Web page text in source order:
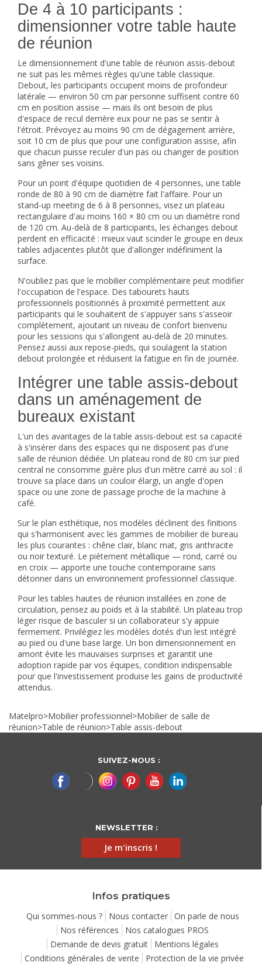
De 4 à 10 participants :
dimensionner votre table haute
de réunion
Le dimensionnement d'une table de réunion assis-debout
ne suit pas les mêmes règles qu'une table classique.
Debout, les participants occupent moins de profondeur
latérale — environ 50 cm par personne suffisent contre 60
cm en position assise — mais ils ont besoin de plus
d'espace de recul derrière eux pour ne pas se sentir à
l'étroit. Prévoyez au moins 90 cm de dégagement arrière,
soit 10 cm de plus que pour une configuration assise, afin
que chacun puisse reculer d'un pas ou changer de position
sans gêner ses voisins.
Pour un point d'équipe quotidien de 4 personnes, une table
ronde de 80 à 90 cm de diamètre fait l'affaire. Pour un
stand-up meeting de 6 à 8 personnes, visez un plateau
rectangulaire d'au moins 160 × 80 cm ou un diamètre rond
de 120 cm. Au-delà de 8 participants, les échanges debout
perdent en efficacité : mieux vaut scinder le groupe en deux
tables adjacentes plutôt que d'allonger indéfiniment la
surface.
N'oubliez pas que le mobilier complémentaire peut modifier
l'occupation de l'espace. Destabourets hauts
professionnels positionnés à proximité permettent aux
participants qui le souhaitent de s'appuyer sans s'asseoir
complètement, ajoutant un niveau de confort bienvenu
pour les sessions qui s'allongent au-delà de 20 minutes.
Pensez aussi aux repose-pieds, qui soulagent la station
debout prolongée et réduisent la fatigue en fin de journée.
Intégrer une table assis-debout
dans un aménagement de
bureaux existant
L'un des avantages de la table assis-debout est sa capacité
à s'insérer dans des espaces qui ne disposent pas d'une
salle de réunion dédiée. Un plateau rond de 80 cm sur pied
central ne consomme guère plus d'un mètre carré au sol : il
trouve sa place dans un couloir élargi, un angle d'open
space ou une zone de passage proche de la machine à
café.
Sur le plan esthétique, nos modèles déclinent des finitions
qui s'harmonisent avec les gammes de mobilier de bureau
les plus courantes : chêne clair, blanc mat, gris anthracite
ou noir texturé. Le piétement métallique — rond, carré ou
en croix — apporte une touche contemporaine sans
détonner dans un environnement professionnel classique.
Pour lestables hautes de réunion installées en zone de
circulation, pensez au poids et à la stabilité. Un plateau trop
léger risque de basculer si un collaborateur s'y appuie
fermement. Privilégiez les modèles dotés d'un lest intégré
au pied ou d'une base large. Un bon dimensionnement en
amont évite les mauvaises surprises et garantit une
adoption rapide par vos équipes, condition indispensable
pour que l'investissement produise les gains de productivité
attendus.
Matelpro>Mobilier professionnel>Mobilier de salle de
réunion>Table de réunion>Table assis-debout
SUIVEZ-NOUS :
NEWSLETTER :
Je m'inscris !
Infos pratiques
Qui sommes-nous ? Nous contacter
On parle de nous
Nos références
Nos catalogues PROS
Demande de devis gratuit
Mentions légales
Conditions générales de vente
Protection de la vie privée